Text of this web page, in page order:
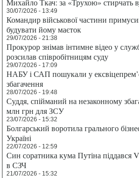
Михайло Ткач: за «Трухою» стирчать
30/07/2026 - 13:49
Командир військової частини
будувати йому маєток
29/07/2026 - 21:38
Прокурор знімав інтимне відео у
розсилав співробітницям суду
29/07/2026 - 17:09
НАБУ і САП пошукали у
збагачення
28/07/2026 - 19:48
Суддя, спійманий на незаконному
млн грн для ЗСУ
23/07/2026 - 15:32
Болгарський воротила грального
Україні
22/07/2026 - 12:59
Син соратника кума Путіна піддався
в СЗЧ
21/07/2026 - 15:32